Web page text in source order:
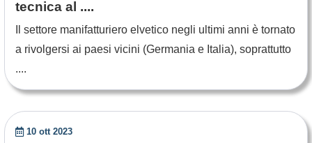
tecnica al ....
Il settore manifatturiero elvetico negli ultimi anni è tornato
a rivolgersi ai paesi vicini (Germania e Italia), soprattutto
....
10 ott 2023